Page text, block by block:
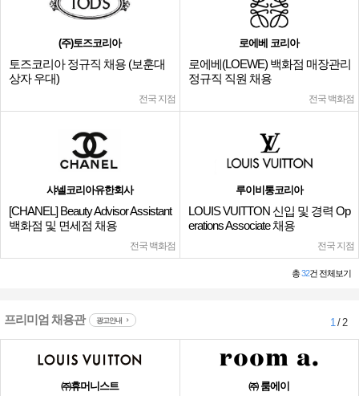
(주)토즈코리아
토즈코리아 정규직 채용 (보훈대
상자 우대)
전국 지점
로에베 코리아
로에베(LOEWE) 백화점 매장관리
정규직 직원 채용
전국 백화점
샤넬코리아유한회사
[CHANEL] Beauty Advisor Assistant
백화점 및 면세점 채용
전국 백화점
루이비통코리아
LOUIS VUITTON 신입 및 경력 Op
erations Associate 채용
전국 지점
총32건 전체보기
프리미엄 채용관 광고안내 1/ 2
㈜휴머니스트 ㈜ 룸에이